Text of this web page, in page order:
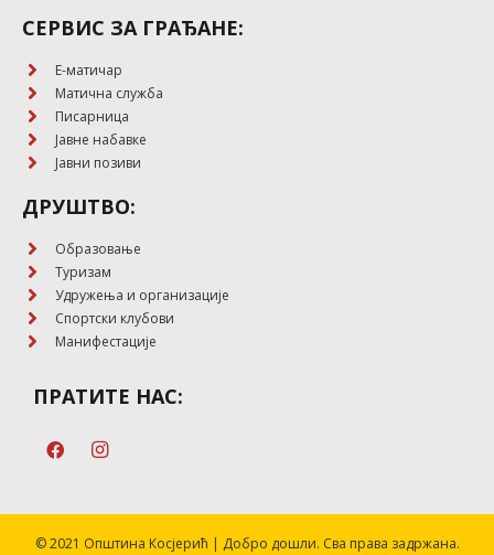
СЕРВИС ЗА ГРАЂАНЕ:
E-матичар
Матична служба
Писарница
Јавне набавке
Јавни позиви
ДРУШТВО:
Образовање
Туризам
Удружења и организације
Спортски клубови
Манифестације
ПРАТИТЕ НАС:
© 2021 Општина Косјерић | Добро дошли. Сва права задржана.